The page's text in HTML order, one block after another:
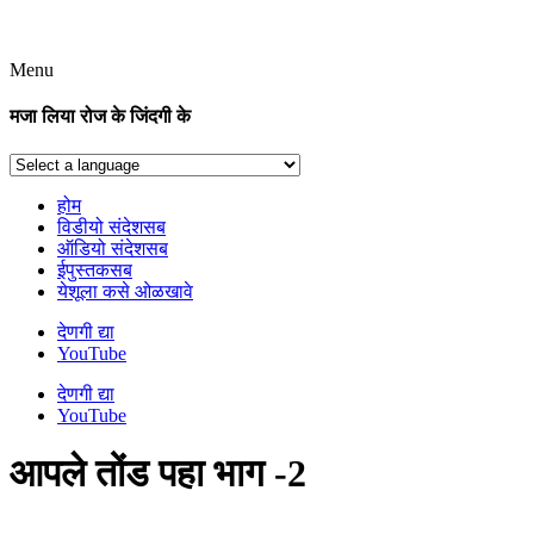
Menu
मजा लिया रोज के जिंदगी के
होम
विडीयो संदेशसब
ऑडियो संदेशसब
ईपुस्तकसब
येशूला कसे ओळखावे
देणगी द्या
YouTube
देणगी द्या
YouTube
आपले तोंड पहा भाग -2